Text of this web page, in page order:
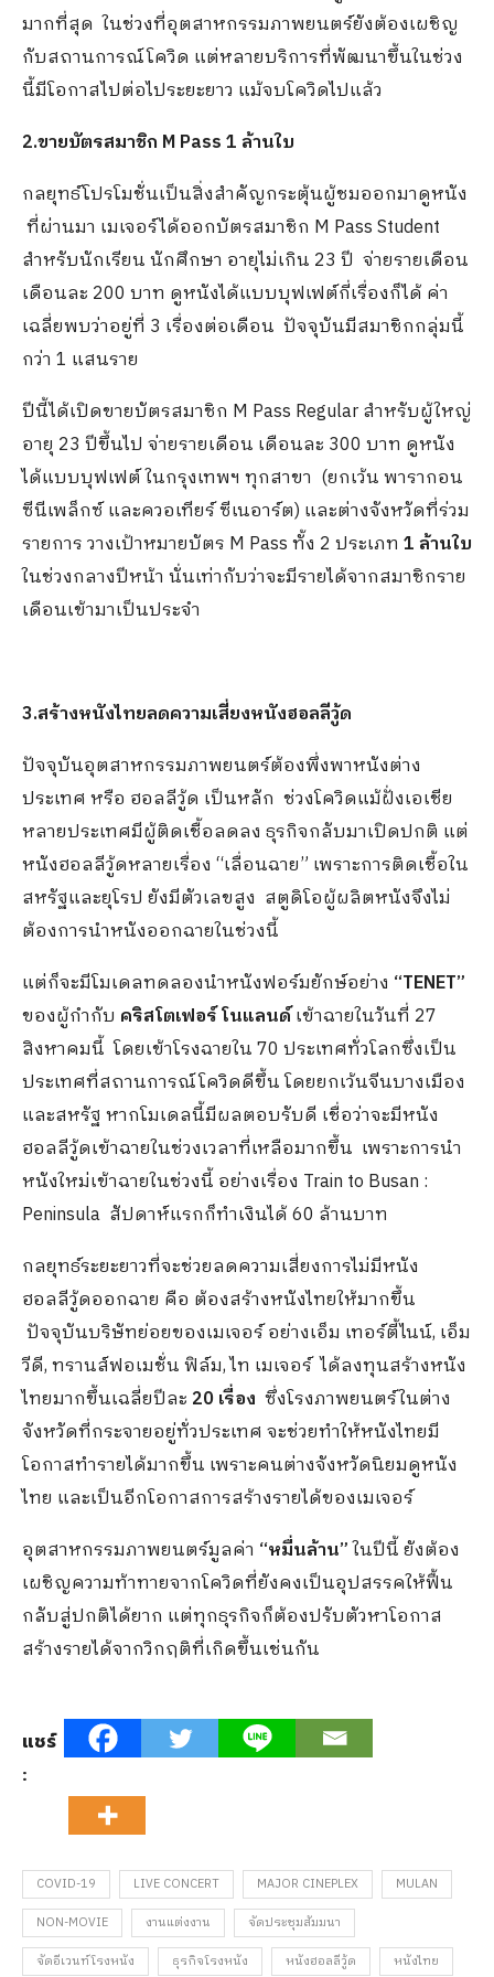
มากที่สุด ในช่วงที่อุตสาหกรรมภาพยนตร์ยังต้องเผชิญ
กับสถานการณ์โควิด แต่หลายบริการที่พัฒนาขึ้นในช่วง
นี้มีโอกาสไปต่อไประยะยาว แม้จบโควิดไปแล้ว
2.ขายบัตรสมาชิก M Pass 1 ล้านใบ
กลยุทธ์โปรโมชั่นเป็นสิ่งสำคัญกระตุ้นผู้ชมออกมาดูหนัง
ที่ผ่านมา เมเจอร์ได้ออกบัตรสมาชิก M Pass Student
สำหรับนักเรียน นักศึกษา อายุไม่เกิน 23 ปี จ่ายรายเดือน
เดือนละ 200 บาท ดูหนังได้แบบบุฟเฟต์กี่เรื่องก็ได้ ค่า
เฉลี่ยพบว่าอยู่ที่ 3 เรื่องต่อเดือน ปัจจุบันมีสมาชิกกลุ่มนี้
กว่า 1 แสนราย
ปีนี้ได้เปิดขายบัตรสมาชิก M Pass Regular สำหรับผู้ใหญ่
อายุ 23 ปีขึ้นไป จ่ายรายเดือน เดือนละ 300 บาท ดูหนัง
ได้แบบบุฟเฟต์ ในกรุงเทพฯ ทุกสาขา (ยกเว้น พารากอน
ซีนีเพล็กซ์ และควอเทียร์ ซีเนอาร์ต) และต่างจังหวัดที่ร่วม
รายการ วางเป้าหมายบัตร M Pass ทั้ง 2 ประเภท 1 ล้านใบ
ในช่วงกลางปีหน้า นั่นเท่ากับว่าจะมีรายได้จากสมาชิกราย
เดือนเข้ามาเป็นประจำ
3.สร้างหนังไทยลดความเสี่ยงหนังฮอลลีวู้ด
ปัจจุบันอุตสาหกรรมภาพยนตร์ต้องพึ่งพาหนังต่าง
ประเทศ หรือ ฮอลลีวู้ด เป็นหลัก ช่วงโควิดแม้ฝั่งเอเชีย
หลายประเทศมีผู้ติดเชื้อลดลง ธุรกิจกลับมาเปิดปกติ แต่
หนังฮอลลีวู้ดหลายเรื่อง “เลื่อนฉาย” เพราะการติดเชื้อใน
สหรัฐและยุโรป ยังมีตัวเลขสูง สตูดิโอผู้ผลิตหนังจึงไม่
ต้องการนำหนังออกฉายในช่วงนี้
แต่ก็จะมีโมเดลทดลองนำหนังฟอร์มยักษ์อย่าง “TENET”
ของผู้กำกับ คริสโตเฟอร์ โนแลนด์เข้าฉายในวันที่ 27
สิงหาคมนี้ โดยเข้าโรงฉายใน 70 ประเทศทั่วโลกซึ่งเป็น
ประเทศที่สถานการณ์โควิดดีขึ้น โดยยกเว้นจีนบางเมือง
และสหรัฐ หากโมเดลนี้มีผลตอบรับดี เชื่อว่าจะมีหนัง
ฮอลลีวู้ดเข้าฉายในช่วงเวลาที่เหลือมากขึ้น เพราะการนำ
หนังใหม่เข้าฉายในช่วงนี้ อย่างเรื่อง Train to Busan :
Peninsula สัปดาห์แรกก็ทำเงินได้ 60 ล้านบาท
กลยุทธ์ระยะยาวที่จะช่วยลดความเสี่ยงการไม่มีหนัง
ฮอลลีวู้ดออกฉาย คือ ต้องสร้างหนังไทยให้มากขึ้น
ปัจจุบันบริษัทย่อยของเมเจอร์ อย่างเอ็ม เทอร์ตี้ไนน์, เอ็ม
วีดี, ทรานส์ฟอเมชั่น ฟิล์ม, ไท เมเจอร์ ได้ลงทุนสร้างหนัง
ไทยมากขึ้นเฉลี่ยปีละ 20 เรื่อง ซึ่งโรงภาพยนตร์ในต่าง
จังหวัดที่กระจายอยู่ทั่วประเทศ จะช่วยทำให้หนังไทยมี
โอกาสทำรายได้มากขึ้น เพราะคนต่างจังหวัดนิยมดูหนัง
ไทย และเป็นอีกโอกาสการสร้างรายได้ของเมเจอร์
อุตสาหกรรมภาพยนตร์มูลค่า “หมื่นล้าน”ในปีนี้ ยังต้อง
เผชิญความท้าทายจากโควิดที่ยังคงเป็นอุปสรรคให้ฟื้น
กลับสู่ปกติได้ยาก แต่ทุกธุรกิจก็ต้องปรับตัวหาโอกาส
สร้างรายได้จากวิกฤติที่เกิดขึ้นเช่นกัน
แชร์
:
COVID-19 LIVE CONCERT MAJOR CINEPLEX
MULAN
NON-MOVIE
งานแต่งงาน
จัดประชุมสัมมนา
จัดอีเวนท์โรงหนัง
ธุรกิจโรงหนัง หนังฮอลลีวู้ด
หนังไทย